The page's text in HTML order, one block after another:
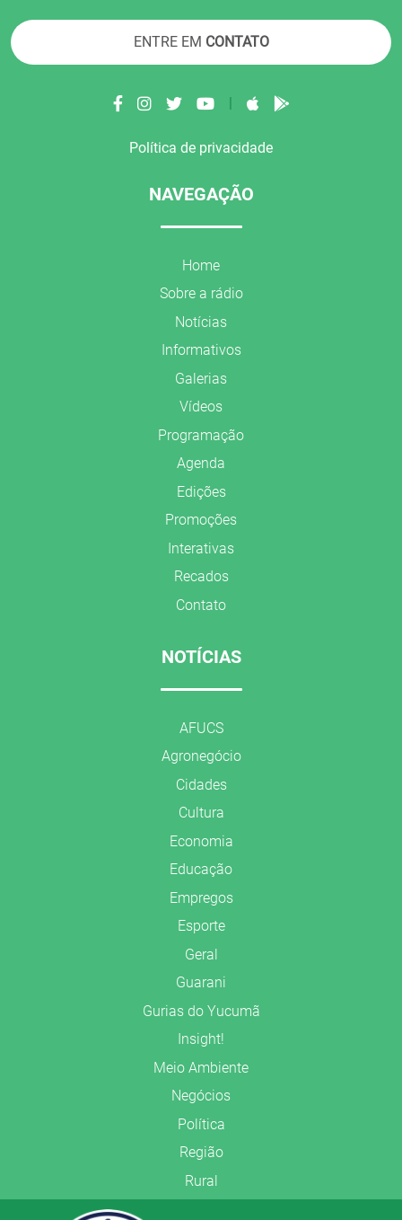
ENTRE EM CONTATO
Política de privacidade
NAVEGAÇÃO
Home
Sobre a rádio
Notícias
Informativos
Galerias
Vídeos
Programação
Agenda
Edições
Promoções
Interativas
Recados
Contato
NOTÍCIAS
AFUCS
Agronegócio
Cidades
Cultura
Economia
Educação
Empregos
Esporte
Geral
Guarani
Gurias do Yucumã
Insight!
Meio Ambiente
Negócios
Política
Região
Rural